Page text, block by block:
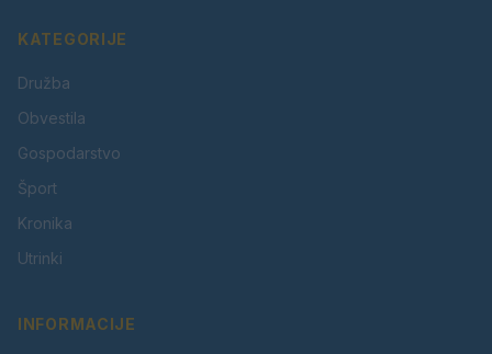
KATEGORIJE
Družba
Obvestila
Gospodarstvo
Šport
Kronika
Utrinki
INFORMACIJE